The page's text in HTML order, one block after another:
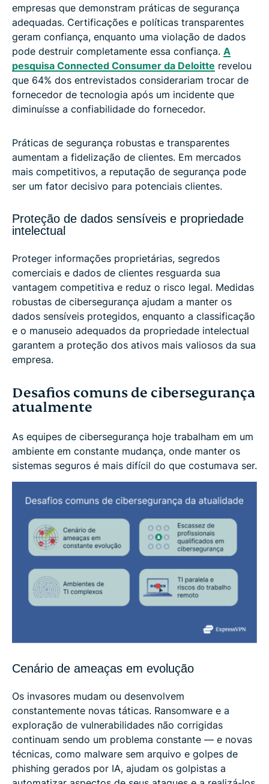
empresas que demonstram práticas de segurança
adequadas. Certificações e políticas transparentes
geram confiança, enquanto uma violação de dados
pode destruir completamente essa confiança. A
pesquisa Connected Consumer da Deloitte revelou
que 64% dos entrevistados considerariam trocar de
fornecedor de tecnologia após um incidente que
diminuísse a confiabilidade do fornecedor.
Práticas de segurança robustas e transparentes
aumentam a fidelização de clientes. Em mercados
mais competitivos, a reputação de segurança pode
ser um fator decisivo para potenciais clientes.
Proteção de dados sensíveis e propriedade
intelectual
Proteger informações proprietárias, segredos
comerciais e dados de clientes resguarda sua
vantagem competitiva e reduz o risco legal. Medidas
robustas de cibersegurança ajudam a manter os
dados sensíveis protegidos, enquanto a classificação
e o manuseio adequados da propriedade intelectual
garantem a proteção dos ativos mais valiosos da sua
empresa.
Desafios comuns de cibersegurança
atualmente
As equipes de cibersegurança hoje trabalham em um
ambiente em constante mudança, onde manter os
sistemas seguros é mais difícil do que costumava ser.
Cenário de ameaças em evolução
Os invasores mudam ou desenvolvem
constantemente novas táticas. Ransomware e a
exploração de vulnerabilidades não corrigidas
continuam sendo um problema constante — e novas
técnicas, como malware sem arquivo e golpes de
phishing gerados por IA, ajudam os golpistas a